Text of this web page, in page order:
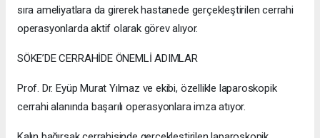
sıra ameliyatlara da girerek hastanede gerçekleştirilen cerrahi
operasyonlarda aktif olarak görev alıyor.
SÖKE’DE CERRAHİDE ÖNEMLİ ADIMLAR
Prof. Dr. Eyüp Murat Yılmaz ve ekibi, özellikle laparoskopik
cerrahi alanında başarılı operasyonlara imza atıyor.